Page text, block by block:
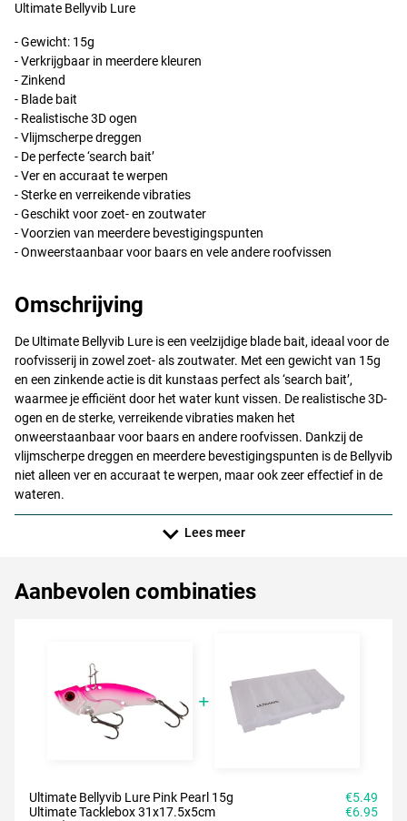
Ultimate Bellyvib Lure
- Gewicht: 15g
- Verkrijgbaar in meerdere kleuren
- Zinkend
- Blade bait
- Realistische 3D ogen
- Vlijmscherpe dreggen
- De perfecte ‘search bait’
- Ver en accuraat te werpen
- Sterke en verreikende vibraties
- Geschikt voor zoet- en zoutwater
- Voorzien van meerdere bevestigingspunten
- Onweerstaanbaar voor baars en vele andere roofvissen
Omschrijving
De Ultimate Bellyvib Lure is een veelzijdige blade bait, ideaal voor de
roofvisserij in zowel zoet- als zoutwater. Met een gewicht van 15g
en een zinkende actie is dit kunstaas perfect als ‘search bait’,
waarmee je efficiënt door het water kunt vissen. De realistische 3D-
ogen en de sterke, verreikende vibraties maken het
onweerstaanbaar voor baars en andere roofvissen. Dankzij de
vlijmscherpe dreggen en meerdere bevestigingspunten is de Bellyvib
niet alleen ver en accuraat te werpen, maar ook zeer effectief in de
wateren.
Lees meer
Aanbevolen combinaties
Ultimate Bellyvib Lure Pink Pearl 15g
€5.49
Ultimate Tacklebox 31x17.5x5cm
€6.95